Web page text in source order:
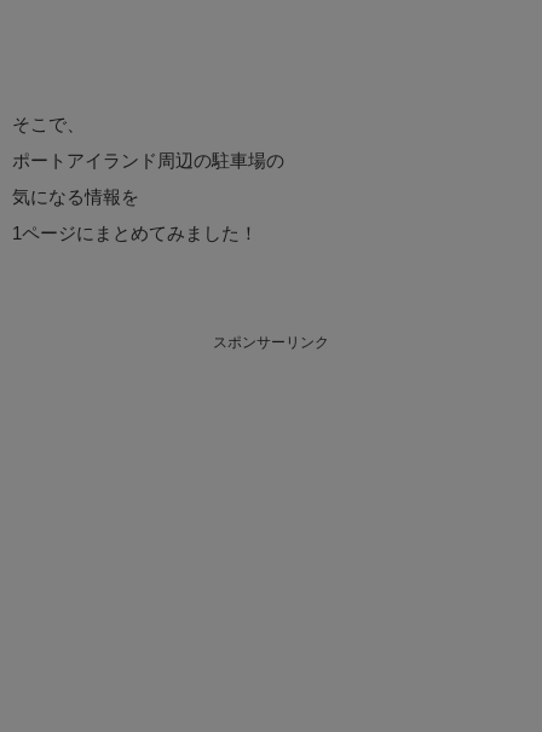
そこで、
ポートアイランド周辺の駐車場の
気になる情報を
1ページにまとめてみました！
スポンサーリンク